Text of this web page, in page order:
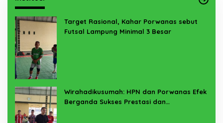
Target Rasional, Kahar Porwanas sebut
Futsal Lampung Minimal 3 Besar
Wirahadikusumah: HPN dan Porwanas Efek
Berganda Sukses Prestasi dan